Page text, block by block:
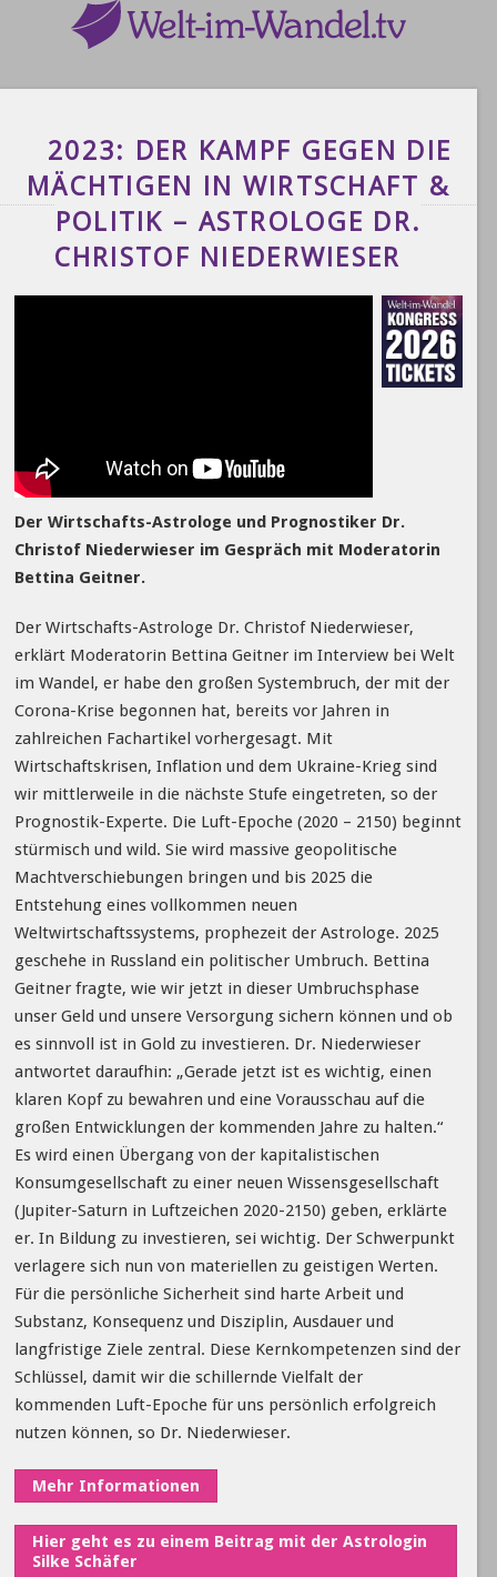
2023: DER KAMPF GEGEN DIE
MÄCHTIGEN IN WIRTSCHAFT &
POLITIK – ASTROLOGE DR.
CHRISTOF NIEDERWIESER
Der Wirtschafts-Astrologe und Prognostiker Dr.
Christof Niederwieser im Gespräch mit Moderatorin
Bettina Geitner.
Der Wirtschafts-Astrologe Dr. Christof Niederwieser,
erklärt Moderatorin Bettina Geitner im Interview bei Welt
im Wandel, er habe den großen Systembruch, der mit der
Corona-Krise begonnen hat, bereits vor Jahren in
zahlreichen Fachartikel vorhergesagt. Mit
Wirtschaftskrisen, Inflation und dem Ukraine-Krieg sind
wir mittlerweile in die nächste Stufe eingetreten, so der
Prognostik-Experte. Die Luft-Epoche (2020 – 2150) beginnt
stürmisch und wild. Sie wird massive geopolitische
Machtverschiebungen bringen und bis 2025 die
Entstehung eines vollkommen neuen
Weltwirtschaftssystems, prophezeit der Astrologe. 2025
geschehe in Russland ein politischer Umbruch. Bettina
Geitner fragte, wie wir jetzt in dieser Umbruchsphase
unser Geld und unsere Versorgung sichern können und ob
es sinnvoll ist in Gold zu investieren. Dr. Niederwieser
antwortet daraufhin: „Gerade jetzt ist es wichtig, einen
klaren Kopf zu bewahren und eine Vorausschau auf die
großen Entwicklungen der kommenden Jahre zu halten.“
Es wird einen Übergang von der kapitalistischen
Konsumgesellschaft zu einer neuen Wissensgesellschaft
(Jupiter-Saturn in Luftzeichen 2020-2150) geben, erklärte
er. In Bildung zu investieren, sei wichtig. Der Schwerpunkt
verlagere sich nun von materiellen zu geistigen Werten.
Für die persönliche Sicherheit sind harte Arbeit und
Substanz, Konsequenz und Disziplin, Ausdauer und
langfristige Ziele zentral. Diese Kernkompetenzen sind der
Schlüssel, damit wir die schillernde Vielfalt der
kommenden Luft-Epoche für uns persönlich erfolgreich
nutzen können, so Dr. Niederwieser.
Mehr Informationen
Hier geht es zu einem Beitrag mit der Astrologin
Silke Schäfer